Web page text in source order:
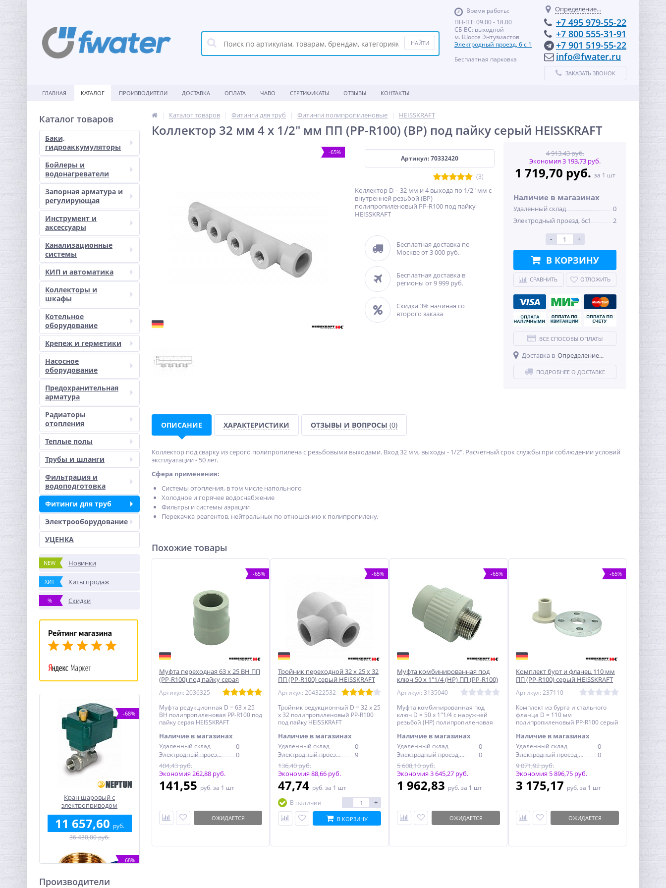
Время работы:
ПН-ПТ: 09.00 - 18.00
СБ-ВС: выходной
м. Шоссе Энтузиастов
Электродный проезд, 6 с 1
Бесплатная парковка
Определение...
+7 495 979-55-22
+7 800 555-31-91
+7 901 519-55-22
info@fwater.ru
ЗАКАЗАТЬ ЗВОНОК
ГЛАВНАЯ КАТАЛОГ ПРОИЗВОДИТЕЛИ ДОСТАВКА ОПЛАТА ЧАВО СЕРТИФИКАТЫ ОТЗЫВЫ КОНТАКТЫ
Каталог товаров
Баки,
гидроаккумуляторы
Бойлеры и
водонагреватели
Запорная арматура и
регулирующая
Инструмент и
аксессуары
Канализационные
системы
КИП и автоматика
Коллекторы и
шкафы
Котельное
оборудование
Крепеж и герметики
Насосное
оборудование
Предохранительная
арматура
Радиаторы
отопления
Теплые полы
Трубы и шланги
Фильтрация и
водоподготовка
Фитинги для труб
Электрооборудование
УЦЕНКА
NEW Новинки
ХИТ Хиты продаж
% Скидки
-68%
Кран шаровый с
электроприводом
BugattiPro 12В 1"
11 657,60 руб.
36 430,00 руб.
-68%
Производители
Каталог товаров Фитинги для труб Фитинги полипропиленовые HEISSKRAFT
Коллектор 32 мм 4 х 1/2" мм ПП (PP-R100) (ВР) под пайку серый HEISSKRAFT
-65%
Артикул: 70332420
(3)
Коллектор D = 32 мм и 4 выхода по 1/2" мм с
внутренней резьбой (ВР)
полипропиленовый PP-R100 под пайку
HEISSKRAFT
Бесплатная доставка по
Москве от 3 000 руб.
Бесплатная доставка в
регионы от 9 999 руб.
Скидка 3% начиная со
второго заказа
4 913,43 руб.
Экономия 3 193,73 руб.
1 719,70 руб. за 1 шт
Наличие в магазинах
Удаленный склад
0
Электродный проезд, 6с1
2
- +
В КОРЗИНУ
СРАВНИТЬ ОТЛОЖИТЬ
ВСЕ СПОСОБЫ ОПЛАТЫ
Доставка в Определение...
ПОДРОБНЕЕ О ДОСТАВКЕ
ОПИСАНИЕ ХАРАКТЕРИСТИКИ ОТЗЫВЫ И ВОПРОСЫ (0)
Коллектор под сварку из серого полипропилена с резьбовыми выходами. Вход 32 мм, выходы - 1/2". Расчетный срок службы при соблюдении условий
эксплуатации - 50 лет.
Сфера применения:
Системы отопления, в том числе напольного
Холодное и горячее водоснабжение
Фильтры и системы аэрации
Перекачка реагентов, нейтральных по отношению к полипропилену.
Похожие товары
-65%
Муфта переходная 63 х 25 ВН ПП
(PP-R100) под пайку серая
Артикул: 2036325
Муфта редукционная D = 63 х 25
ВН полипропиленовая PP-R100 под
пайку серая HEISSKRAFT
Наличие в магазинах
Удаленный склад 0
Электродный проезд, 6с1
0
404,43 руб.
Экономия 262,88 руб.
141,55 руб. за 1 шт
ОЖИДАЕТСЯ
-65%
Тройник переходной 32 х 25 х 32
ПП (PP-R100) серый HEISSKRAFT
Артикул: 204322532
Тройник редукционный D = 32 х 25
х 32 полипропиленовый PP-R100
под пайку HEISSKRAFT
Наличие в магазинах
Удаленный склад 0
Электродный проезд, 6с1
9
136,40 руб.
Экономия 88,66 руб.
47,74 руб. за 1 шт
В наличии
- +
В КОРЗИНУ
-65%
Муфта комбинированная под
ключ 50 х 1"1/4 (НР) ПП (PP-R100)
Артикул: 3135040
Муфта комбинированная под
ключ D = 50 х 1"1/4 с наружней
резьбой (НР) полипропиленовая
Наличие в магазинах
Удаленный склад 0
Электродный проезд, 6с1
0
5 608,10 руб.
Экономия 3 645,27 руб.
1 962,83 руб. за 1 шт
ОЖИДАЕТСЯ
-65%
Комплект бурт и фланец 110 мм
ПП (PP-R100) серый HEISSKRAFT
Артикул: 237110
Комплект из бурта и стального
фланца D = 110 мм
полипропиленовый PP-R100 серый
Наличие в магазинах
Удаленный склад 0
Электродный проезд, 6с1
0
9 071,92 руб.
Экономия 5 896,75 руб.
3 175,17 руб. за 1 шт
ОЖИДАЕТСЯ